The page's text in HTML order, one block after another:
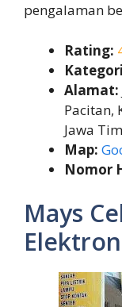
pengalaman
Rating:
Alamat:
Pacitan,
Jawa
Map:
Nomor
Mays